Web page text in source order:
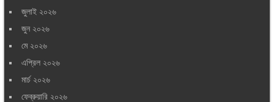
জুলাই ২০২৬
জুন ২০২৬
মে ২০২৬
এপ্রিল ২০২৬
মার্চ ২০২৬
ফেব্রুয়ারি ২০২৬